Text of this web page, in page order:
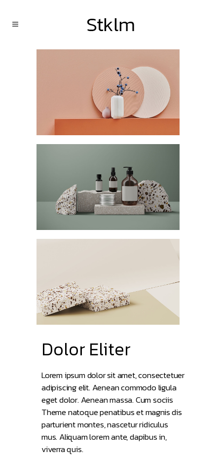
Dolor Eliter
Lorem ipsum dolor sit amet, consectetuer
adipiscing elit. Aenean commodo ligula
eget dolor. Aenean massa. Cum sociis
Theme natoque penatibus et magnis dis
parturient montes, nascetur ridiculus
mus. Aliquam lorem ante, dapibus in,
viverra quis.